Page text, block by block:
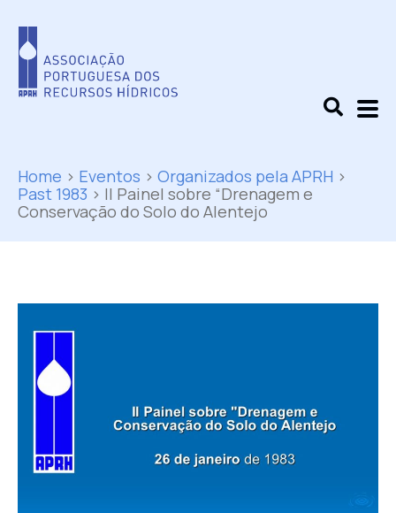
Home > Eventos > Organizados pela APRH >
Past 1983 > II Painel sobre “Drenagem e
Conservação do Solo do Alentejo